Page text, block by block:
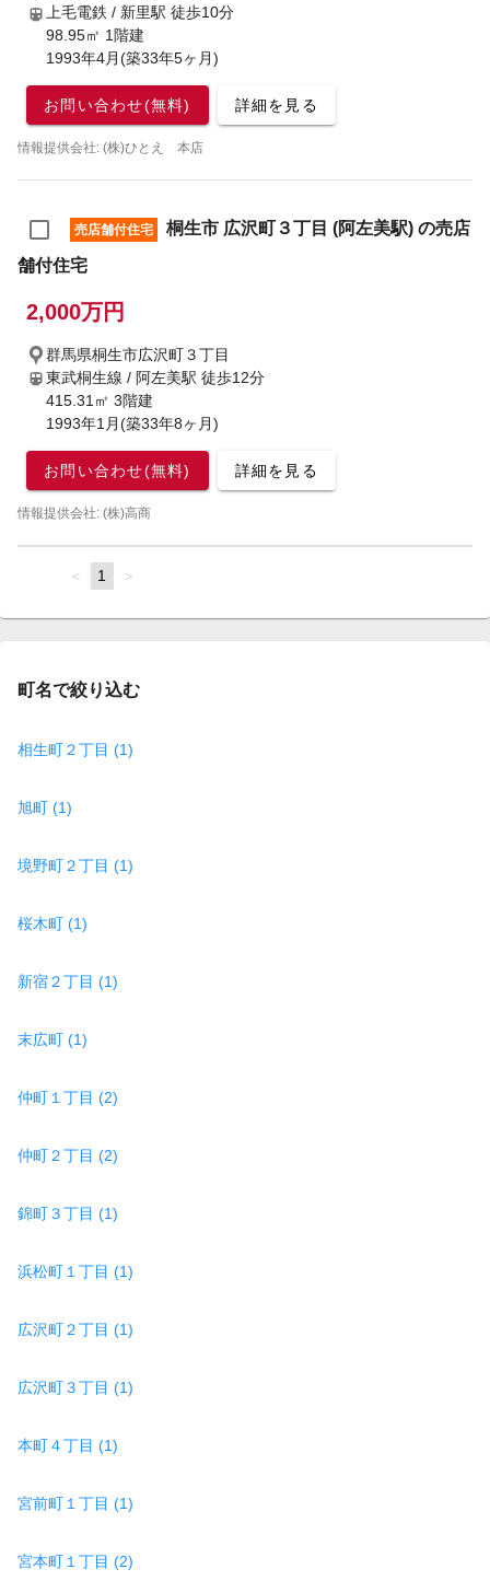
上毛電鉄 / 新里駅 徒歩10分
98.95㎡ 1階建
1993年4月(築33年5ヶ月)
お問い合わせ(無料) 詳細を見る
情報提供会社: (株)ひとえ 本店
売店舗付住宅
桐生市 広沢町３丁目 (阿左美駅) の売店
舗付住宅
2,000万円
群馬県桐生市広沢町３丁目
東武桐生線 / 阿左美駅 徒歩12分
415.31㎡ 3階建
1993年1月(築33年8ヶ月)
お問い合わせ(無料) 詳細を見る
情報提供会社: (株)高商
page
You're
page
1 page
町名で絞り込む
相生町２丁目 (1)
旭町 (1)
境野町２丁目 (1)
桜木町 (1)
新宿２丁目 (1)
末広町 (1)
仲町１丁目 (2)
仲町２丁目 (2)
錦町３丁目 (1)
浜松町１丁目 (1)
広沢町２丁目 (1)
広沢町３丁目 (1)
本町４丁目 (1)
宮前町１丁目 (1)
宮本町１丁目 (2)